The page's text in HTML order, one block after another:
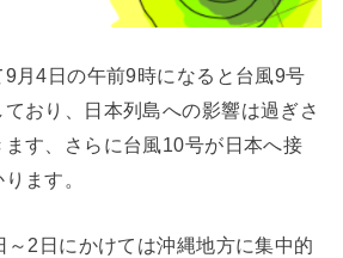
月4日の午前9時になると台風9号
おり、日本列島への影響は過ぎさ
す、さらに台風10号が日本へ接
ます。
～2日にかけては沖縄地方に集中的